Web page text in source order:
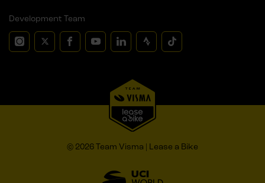
Development Team
© 2026 Team Visma | Lease a Bike